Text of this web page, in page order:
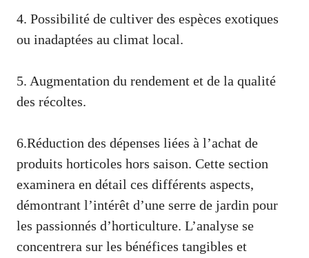
4. Possibilité de cultiver des espèces exotiques
ou inadaptées au climat local.
5. Augmentation du rendement et de la qualité
des récoltes.
6.Réduction des dépenses liées à l’achat de
produits horticoles hors saison. Cette section
examinera en détail ces différents aspects,
démontrant l’intérêt d’une serre de jardin pour
les passionnés d’horticulture. L’analyse se
concentrera sur les bénéfices tangibles et